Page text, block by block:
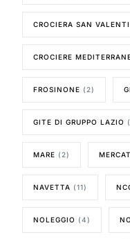
CROCIERA SAN
CROCIERE
FROSINONE (2)
GITE DI GRUPPO LAZIO
MARE (2)
NAVETTA (11)
NOLEGGIO (4)